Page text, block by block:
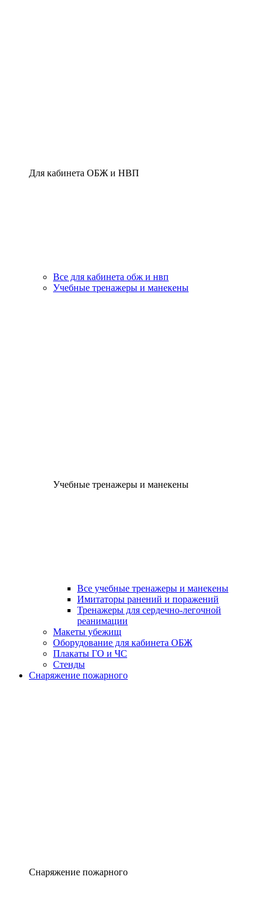
Для кабинета ОБЖ и НВП
Все для кабинета обж и нвп
Учебные тренажеры и манекены
Учебные тренажеры и манекены
Все учебные тренажеры и манекены
Имитаторы ранений и поражений
Тренажеры для сердечно-легочной
реанимации
Макеты убежищ
Оборудование для кабинета ОБЖ
Плакаты ГО и ЧС
Стенды
Снаряжение пожарного
Снаряжение пожарного